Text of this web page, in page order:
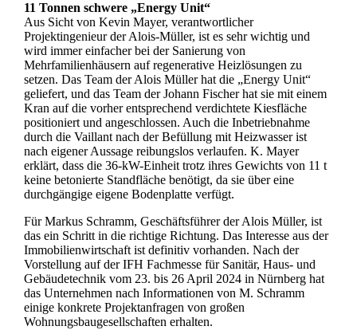
11 Tonnen schwere „Energy Unit“
Aus Sicht von Kevin Mayer, verantwortlicher
Projektingenieur der Alois-Müller, ist es sehr wichtig und
wird immer einfacher bei der Sanierung von
Mehrfamilienhäusern auf regenerative Heizlösungen zu
setzen. Das Team der Alois Müller hat die „Energy Unit“
geliefert, und das Team der Johann Fischer hat sie mit einem
Kran auf die vorher entsprechend verdichtete Kiesfläche
positioniert und angeschlossen. Auch die Inbetriebnahme
durch die Vaillant nach der Befüllung mit Heizwasser ist
nach eigener Aussage reibungslos verlaufen. K. Mayer
erklärt, dass die 36-kW-Einheit trotz ihres Gewichts von 11 t
keine betonierte Standfläche benötigt, da sie über eine
durchgängige eigene Bodenplatte verfügt.
Für Markus Schramm, Geschäftsführer der Alois Müller, ist
das ein Schritt in die richtige Richtung. Das Interesse aus der
Immobilienwirtschaft ist definitiv vorhanden. Nach der
Vorstellung auf der IFH Fachmesse für Sanitär, Haus- und
Gebäudetechnik vom 23. bis 26 April 2024 in Nürnberg hat
das Unternehmen nach Informationen von M. Schramm
einige konkrete Projektanfragen von großen
Wohnungsbaugesellschaften erhalten.